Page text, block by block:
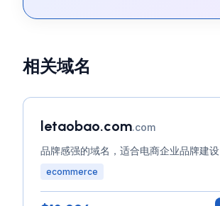
相关域名
letaobao.com.com
品牌感强的域名，适合电商企业品牌建设
ecommerce